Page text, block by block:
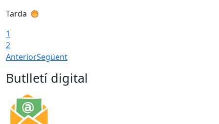
Tarda
1
2
AnteriorSegüent
Butlletí digital